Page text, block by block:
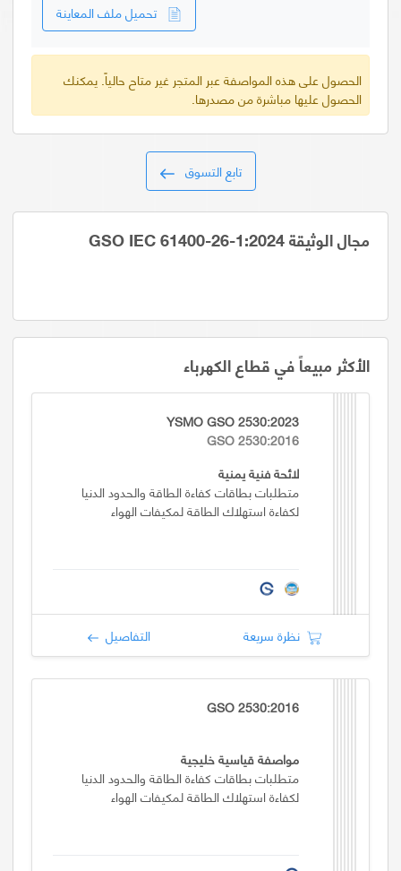
تحميل ملف المعاينة
الحصول على هذه المواصفة عبر المتجر غير متاح حالياً. يمكنك
الحصول عليها مباشرة من مصدرها.
تابع التسوق
مجال الوثيقة GSO IEC 61400-26-1:2024
الأكثر مبيعاً في قطاع الكهرباء
YSMO GSO 2530:2023
GSO 2530:2016
لائحة فنية يمنية
متطلبات بطاقات كفاءة الطاقة والحدود الدنيا
لكفاءة استهلاك الطاقة لمكيفات الهواء
نظرة سريعة التفاصيل
GSO 2530:2016
مواصفة قياسية خليجية
متطلبات بطاقات كفاءة الطاقة والحدود الدنيا
لكفاءة استهلاك الطاقة لمكيفات الهواء